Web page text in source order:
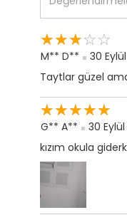
☆☆☆☆☆
★★★★★
M** D** 30
Taytlar güzel
☆☆☆☆☆
★★★★★
G** A** 30
kızım okula